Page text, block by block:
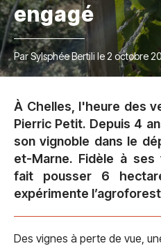
engagé
Par Sylsphée Bertili le 2 octobre
À Chelles, l'heure des
Pierric Petit. Depuis 4
son vignoble dans le
et-Marne. Fidèle à ses
fait pousser 6
expérimente
Des vignes à perte de vue,